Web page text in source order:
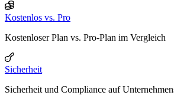
Kostenlos vs. Pro
Kostenloser Plan vs. Pro-Plan im Vergleich
Sicherheit
Sicherheit und Compliance auf